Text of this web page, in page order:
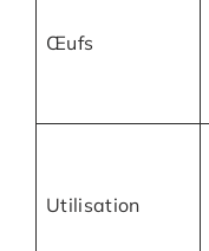
Œufs
Utilisation